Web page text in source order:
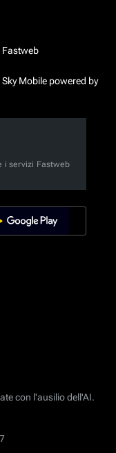
Fastweb
Mobile powered by
i servizi Fastweb
con l'ausilio dell'AI.